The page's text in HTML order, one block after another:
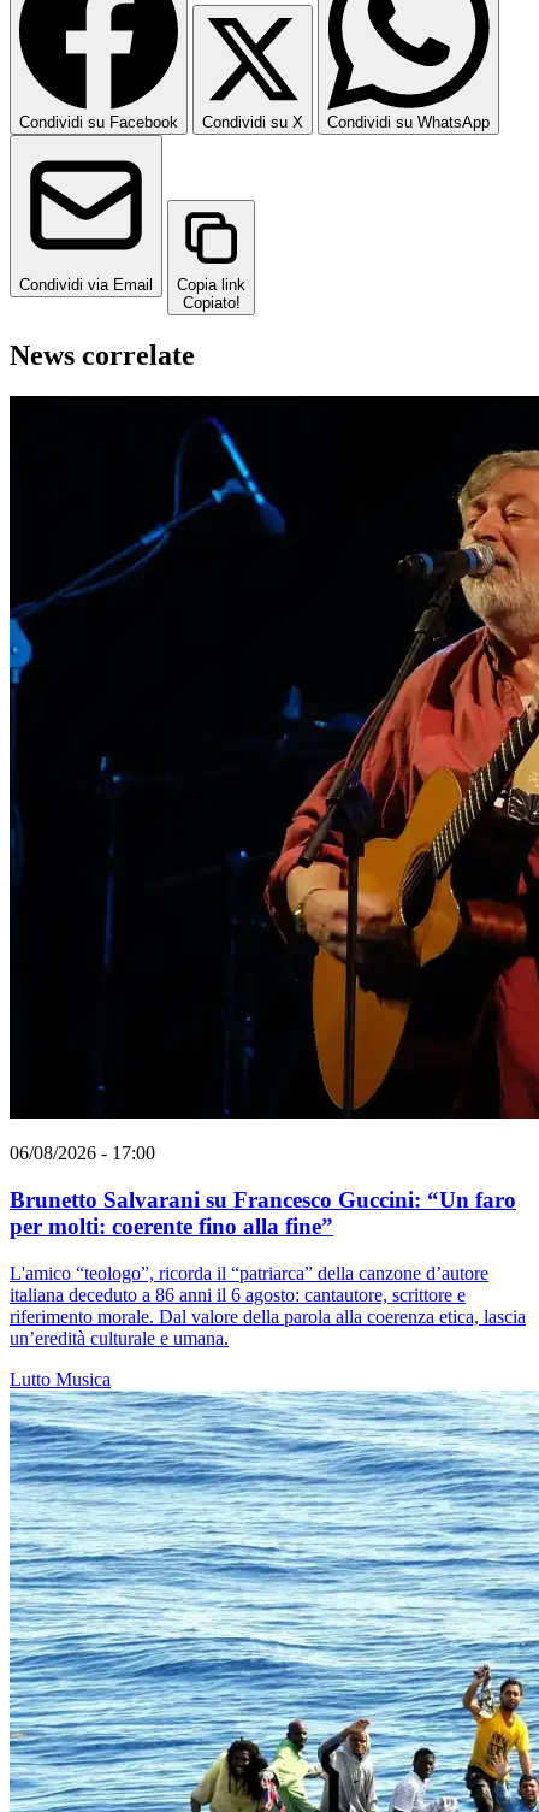
Condividi su Facebook Condividi su X Condividi su WhatsApp
Condividi via Email
Copia link
Copiato!
News correlate
06/08/2026 - 17:00
Brunetto Salvarani su Francesco Guccini: “Un faro
per molti: coerente fino alla fine”
L'amico “teologo”, ricorda il “patriarca” della canzone d’autore
italiana deceduto a 86 anni il 6 agosto: cantautore, scrittore e
riferimento morale. Dal valore della parola alla coerenza etica, lascia
un’eredità culturale e umana.
Lutto Musica